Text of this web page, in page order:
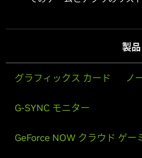
製品
グラフィックス カード ノ
G-SYNC モニター
GeForce NOW クラウド ゲー